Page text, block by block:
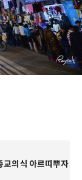
교의식 아르띠뿌자